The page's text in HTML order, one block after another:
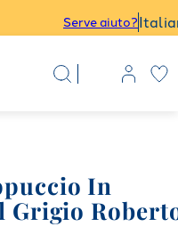
Serve aiuto?
In
Grigio